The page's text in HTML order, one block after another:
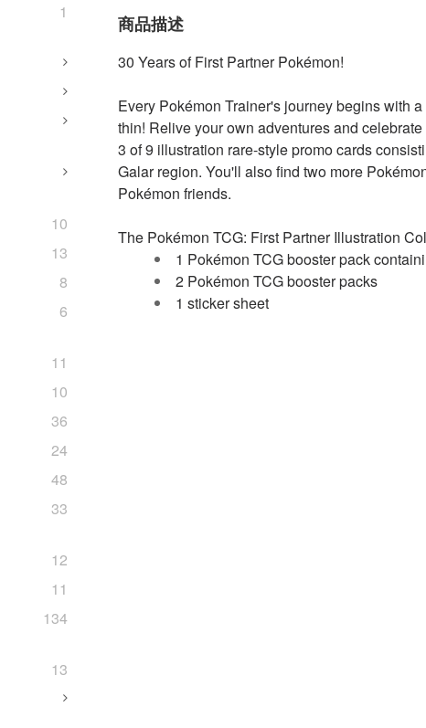
1
10
13
8
6
11
10
36
24
48
33
12
11
134
13
商品描述
30 Years of First Partner Pokémon!
Every Pokémon Trainer's journey begins with
thin! Relive your own adventures and
3 of 9 illustration rare-style promo cards
Galar region. You'll also find two more
Pokémon friends.
The Pokémon TCG: First Partner Illustration
1 Pokémon TCG booster pack
2 Pokémon TCG booster packs
1 sticker sheet